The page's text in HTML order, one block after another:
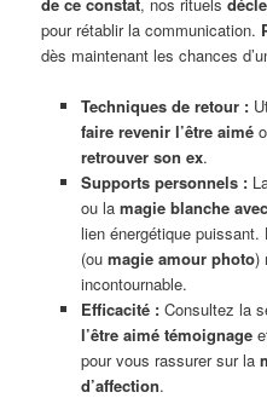
pour rétablir la communication.
dès maintenant les chances
Techniques de retour :
faire revenir l’être aimé
retrouver son ex.
Supports personnels :
ou la magie blanche
lien énergétique puissant.
(ou magie amour photo)
incontournable.
Efficacité :Consultez la
l’être aimé témoignage
pour vous rassurer sur la
d’affection.